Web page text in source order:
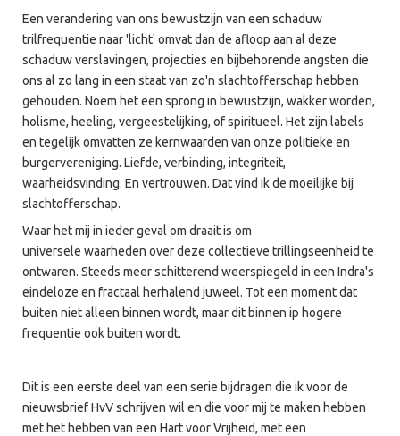
Een verandering van ons bewustzijn van een schaduw
trilfrequentie naar 'licht' omvat dan de afloop aan al deze
schaduw verslavingen, projecties en bijbehorende angsten die
ons al zo lang in een staat van zo'n slachtofferschap hebben
gehouden. Noem het een sprong in bewustzijn, wakker worden,
holisme, heeling, vergeestelijking, of spiritueel. Het zijn labels
en tegelijk omvatten ze kernwaarden van onze politieke en
burgervereniging. Liefde, verbinding, integriteit,
waarheidsvinding. En vertrouwen. Dat vind ik de moeilijke bij
slachtofferschap.
Waar het mij in ieder geval om draait is om
universele waarheden over deze collectieve trillingseenheid te
ontwaren. Steeds meer schitterend weerspiegeld in een Indra's
eindeloze en fractaal herhalend juweel. Tot een moment dat
buiten niet alleen binnen wordt, maar dit binnen ip hogere
frequentie ook buiten wordt.
Dit is een eerste deel van een serie bijdragen die ik voor de
nieuwsbrief HvV schrijven wil en die voor mij te maken hebben
met het hebben van een Hart voor Vrijheid, met een